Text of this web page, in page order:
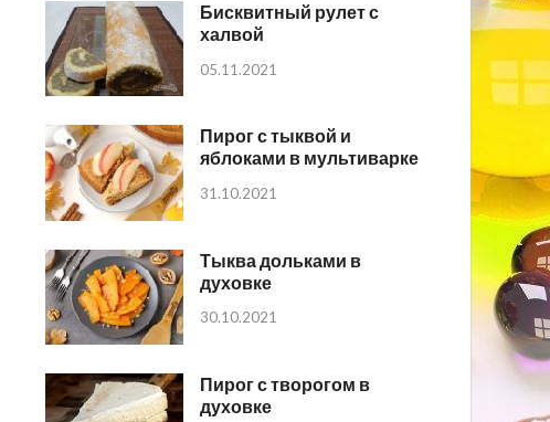
Бисквитный рулет с
халвой
05.11.2021
Пирог с тыквой и
яблоками в мультиварке
31.10.2021
Тыква дольками в
духовке
30.10.2021
Пирог с творогом в
духовке